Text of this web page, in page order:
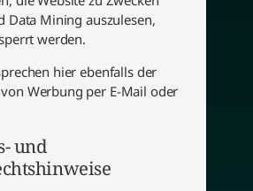
Data Mining auszulesen,
werden.
hier ebenfalls der
Werbung per E-Mail oder
und